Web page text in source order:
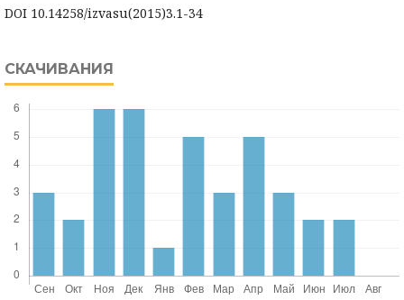
DOI 10.14258/izvasu(2015)3.1-34
СКАЧИВАНИЯ